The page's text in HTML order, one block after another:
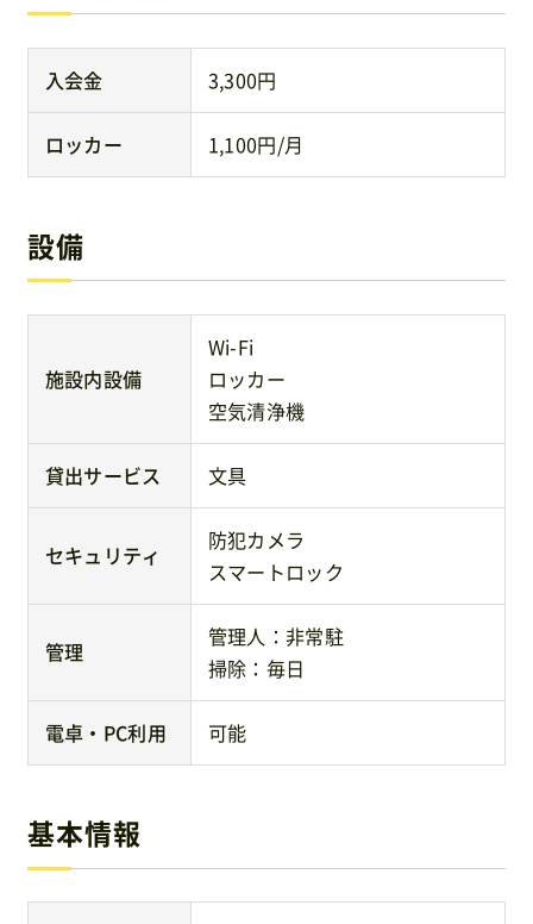
入会金 3,300円
ロッカー 1,100円/月
設備
施設内設備
Wi-Fi
ロッカー
空気清浄機
貸出サービス 文具
セキュリティ
防犯カメラ
スマートロック
管理
管理人：非常駐
掃除：毎日
電卓・PC利用 可能
基本情報